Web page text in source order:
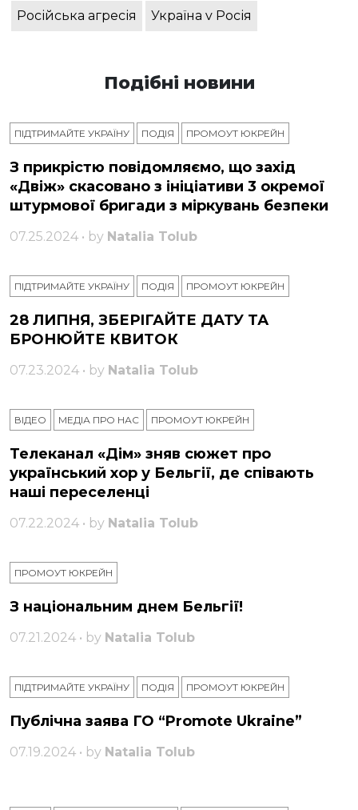
Російська агресія Україна v Росія
Подібні новини
ПІДТРИМАЙТЕ УКРАЇНУ ПОДІЯ ПРОМОУТ ЮКРЕЙН
З прикрістю повідомляємо, що захід
«Двіж» скасовано з ініціативи 3 окремої
штурмової бригади з міркувань безпеки
07.25.2024 • by Natalia Tolub
ПІДТРИМАЙТЕ УКРАЇНУ ПОДІЯ ПРОМОУТ ЮКРЕЙН
28 ЛИПНЯ, ЗБЕРІГАЙТЕ ДАТУ ТА
БРОНЮЙТЕ КВИТОК
07.23.2024 • by Natalia Tolub
ВІДЕО МЕДІА ПРО НАС ПРОМОУТ ЮКРЕЙН
Телеканал «Дім» зняв сюжет про
український хор у Бельгії, де співають
наші переселенці
07.22.2024 • by Natalia Tolub
ПРОМОУТ ЮКРЕЙН
З національним днем ​​Бельгії!
07.21.2024 • by Natalia Tolub
ПІДТРИМАЙТЕ УКРАЇНУ ПОДІЯ ПРОМОУТ ЮКРЕЙН
Публічна заява ГО “Promote Ukraine”
07.19.2024 • by Natalia Tolub